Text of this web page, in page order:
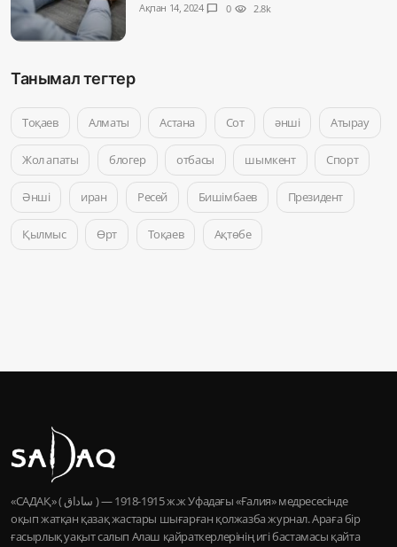
Ақпан 14, 2024 chat_bubble 0 visibility 2.8k
Танымал тегтер
Тоқаев Алматы Астана Сот әнші Атырау
Жол апаты блогер отбасы шымкент Спорт
Әнші иран Ресей Бишімбаев Президент
Қылмыс Өрт Тоқаев Ақтөбе
«САДАҚ» ( ساداق ) — 1915-1918 ж.ж Уфадағы «Ғалия» медресесінде
оқып жатқан қазақ жастары шығарған қолжазба журнал. Араға бір
ғасырлық уақыт салып Алаш қайраткерлерінің игі бастамасы қайта